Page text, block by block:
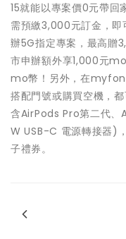
15就能以專案價0元帶
需預繳3,000元訂金，即
辦5G指定專案，最高
市申辦額外享1,000元
mo幣！另外，在
搭配門號或購買空機，
含AirPods Pro第二代
W USB-C 電源轉接器)
子禮券。